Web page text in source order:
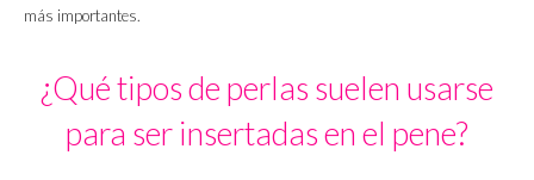
más importantes.
¿Qué tipos de perlas suelen usarse
para ser insertadas en el pene?